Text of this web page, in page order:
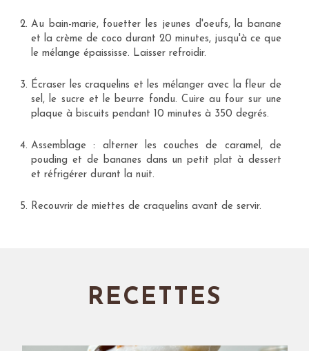
Au bain-marie, fouetter les jeunes d'oeufs, la banane
et la crème de coco durant 20 minutes, jusqu'à ce que
le mélange épaississe. Laisser refroidir.
Écraser les craquelins et les mélanger avec la fleur de
sel, le sucre et le beurre fondu. Cuire au four sur une
plaque à biscuits pendant 10 minutes à 350 degrés.
Assemblage : alterner les couches de caramel, de
pouding et de bananes dans un petit plat à dessert
et réfrigérer durant la nuit.
Recouvrir de miettes de craquelins avant de servir.
RECETTES